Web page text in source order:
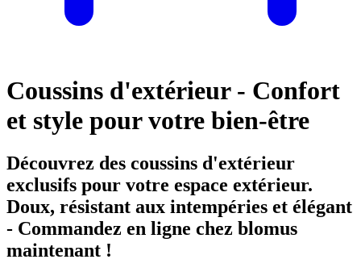
Coussins d'extérieur - Confort
et style pour votre bien-être
Découvrez des coussins d'extérieur
exclusifs pour votre espace extérieur.
Doux, résistant aux intempéries et élégant
- Commandez en ligne chez blomus
maintenant !